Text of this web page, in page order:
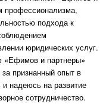
профессионализма,
подхода к
юридических услуг.
«Ефимов и партнеры»
признанный опыт в
надеюсь на развитие
сотрудничество.